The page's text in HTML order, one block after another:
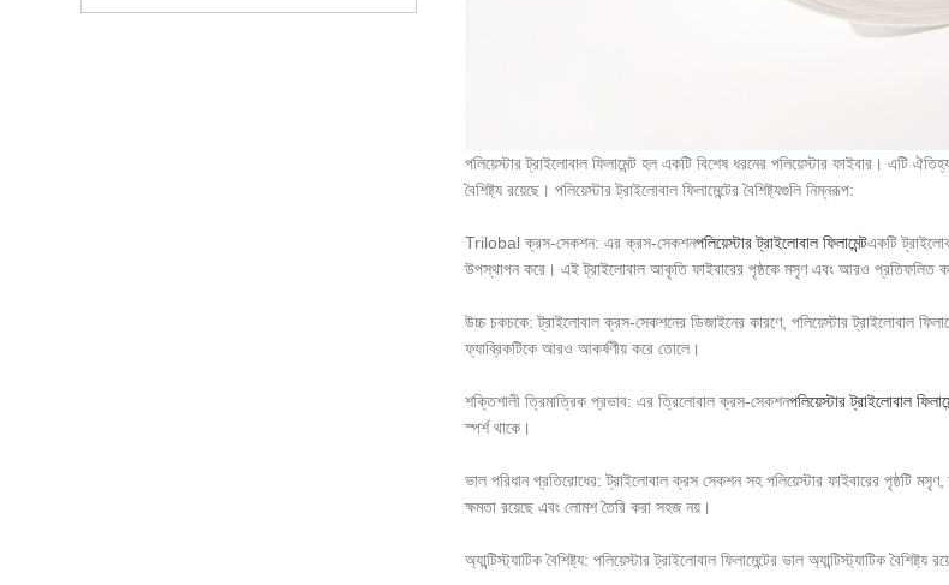
পলিয়েস্টার ট্রাইলোবাল ফিলামেন্ট হল একটি বিশেষ ধরনের পলিয়েস্টার ফাইবার। এটি
বৈশিষ্ট্য রয়েছে। পলিয়েস্টার ট্রাইলোবাল ফিলামেন্টের বৈশিষ্ট্যগুলি নিম্নরূপ:
Trilobal ক্রস-সেকশন: এর ক্রস-সেকশনপলিয়েস্টার ট্রাইলোবাল ফিলামেন্টএকটি
উপস্থাপন করে। এই ট্রাইলোবাল আকৃতি ফাইবারের পৃষ্ঠকে মসৃণ এবং আরও প্রতিফলিত
উচ্চ চকচকে: ট্রাইলোবাল ক্রস-সেকশনের ডিজাইনের কারণে, পলিয়েস্টার ট্রাইলোবাল
ফ্যাব্রিকটিকে আরও আকর্ষণীয় করে তোলে।
শক্তিশালী ত্রিমাত্রিক প্রভাব: এর ত্রিলোবাল ক্রস-সেকশনপলিয়েস্টার ট্রাইলোবাল
স্পর্শ থাকে।
ভাল পরিধান প্রতিরোধের: ট্রাইলোবাল ক্রস সেকশন সহ পলিয়েস্টার ফাইবারের পৃষ্ঠটি মসৃণ,
ক্ষমতা রয়েছে এবং লোমশ তৈরি করা সহজ নয়।
অ্যান্টিস্ট্যাটিক বৈশিষ্ট্য: পলিয়েস্টার ট্রাইলোবাল ফিলামেন্টের ভাল অ্যান্টিস্ট্যাটিক